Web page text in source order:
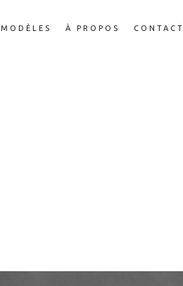
MODÈLES À PROPOS CONTACT